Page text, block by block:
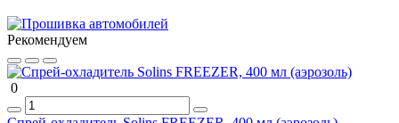
Рекомендуем
0